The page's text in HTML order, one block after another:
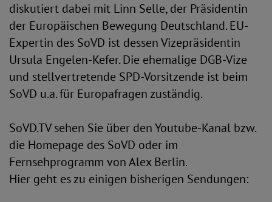
diskutiert dabei mit Linn Selle, der Präsidentin
der Europäischen Bewegung Deutschland. EU-
Expertin des SoVD ist dessen Vizepräsidentin
Ursula Engelen-Kefer. Die ehemalige DGB-Vize
und stellvertretende SPD-Vorsitzende ist beim
SoVD u.a. für Europafragen zuständig.
SoVD.TV sehen Sie über den Youtube-Kanal bzw.
die Homepage des SoVD oder im
Fernsehprogramm von Alex Berlin.
Hier geht es zu einigen bisherigen Sendungen: